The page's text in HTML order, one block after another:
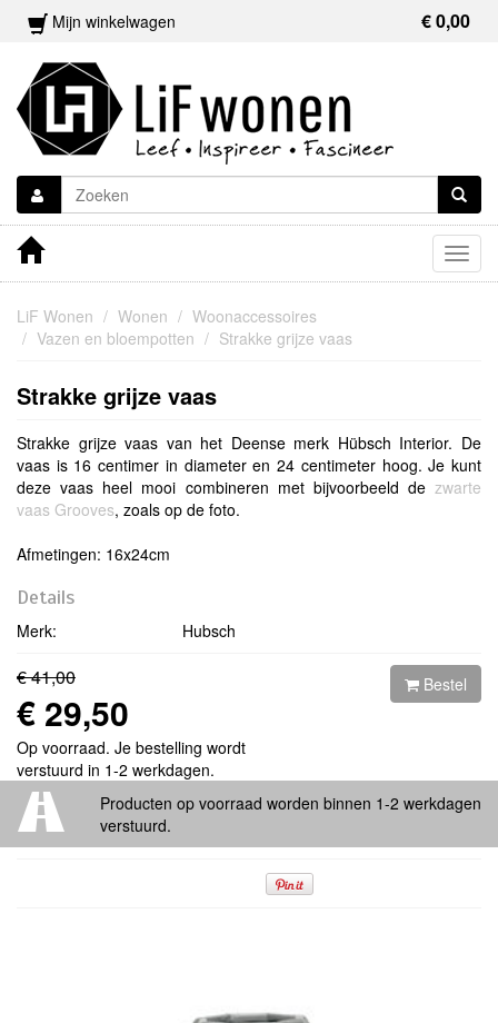
Mijn winkelwagen € 0,00
LiF Wonen Wonen
Woonaccessoires
Vazen en bloempotten
Strakke grijze vaas
Strakke grijze vaas
Strakke grijze vaas van het Deense merk Hübsch Interior. De
vaas is 16 centimer in diameter en 24 centimeter hoog. Je kunt
deze vaas heel mooi combineren met bijvoorbeeld de zwarte
vaas Grooves, zoals op de foto.
Afmetingen: 16x24cm
Details
Merk: Hubsch
€ 41,00
€ 29,50
Op voorraad. Je bestelling wordt
verstuurd in 1-2 werkdagen.
Bestel
Producten op voorraad worden binnen 1-2 werkdagen
verstuurd.